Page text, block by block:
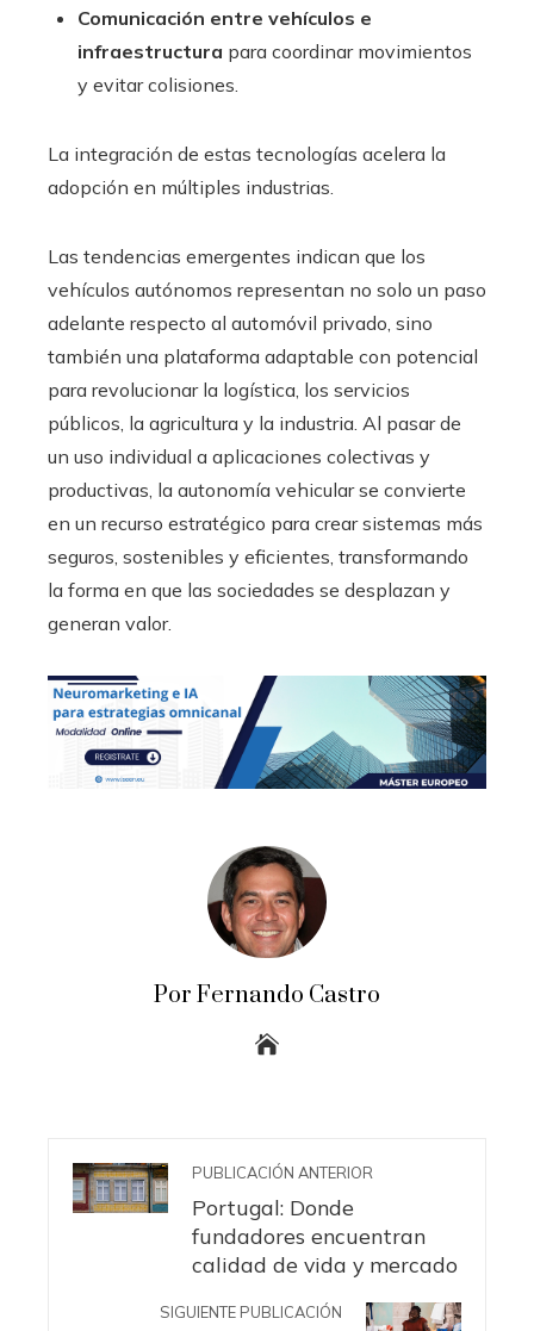
Comunicación entre vehículos e
infraestructura para coordinar movimientos
y evitar colisiones.
La integración de estas tecnologías acelera la
adopción en múltiples industrias.
Las tendencias emergentes indican que los
vehículos autónomos representan no solo un paso
adelante respecto al automóvil privado, sino
también una plataforma adaptable con potencial
para revolucionar la logística, los servicios
públicos, la agricultura y la industria. Al pasar de
un uso individual a aplicaciones colectivas y
productivas, la autonomía vehicular se convierte
en un recurso estratégico para crear sistemas más
seguros, sostenibles y eficientes, transformando
la forma en que las sociedades se desplazan y
generan valor.
Por Fernando Castro
PUBLICACIÓN ANTERIOR
Portugal: Donde
fundadores encuentran
calidad de vida y mercado
SIGUIENTE PUBLICACIÓN